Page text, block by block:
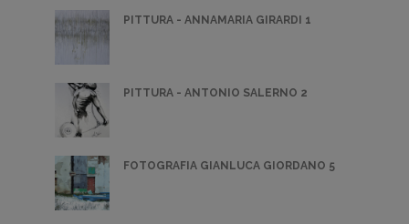
PITTURA - ANNAMARIA GIRARDI 1
PITTURA - ANTONIO SALERNO 2
FOTOGRAFIA GIANLUCA GIORDANO 5